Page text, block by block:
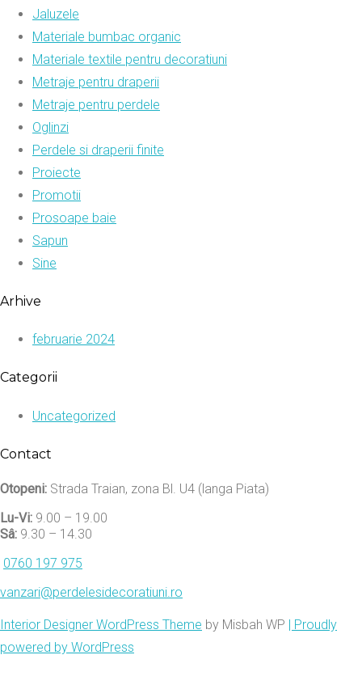
Jaluzele
Materiale bumbac organic
Materiale textile pentru decoratiuni
Metraje pentru draperii
Metraje pentru perdele
Oglinzi
Perdele si draperii finite
Proiecte
Promotii
Prosoape baie
Sapun
Sine
Arhive
februarie 2024
Categorii
Uncategorized
Contact
Otopeni: Strada Traian, zona Bl. U4 (langa Piata)
Lu-Vi: 9.00 – 19.00
Sâ: 9.30 – 14.30
0760 197 975
vanzari@perdelesidecoratiuni.ro
Interior Designer WordPress Theme by Misbah WP
| Proudly
powered by WordPress